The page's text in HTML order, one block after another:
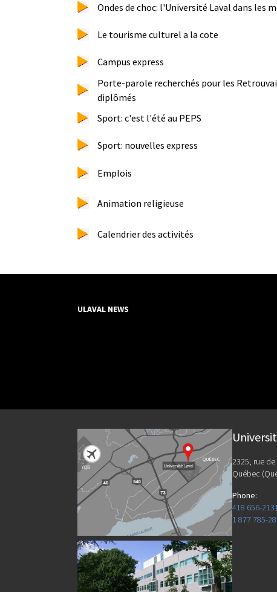
Ondes de choc: l'Université Laval dans les
Le tourisme culturel a la cote
Campus express
Porte-parole recherchés pour les
diplômés
Sport: c'est l'été au PEPS
Sport: nouvelles express
Emplois
Animation religieuse
Calendrier des activités
ULAVAL NEWS
2325, rue
Québec
Phone:
418 656-
1 877 785-